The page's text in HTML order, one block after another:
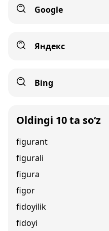
Google
Яндекс
Bing
Oldingi 10 ta so‘z
figurant
figurali
figura
figor
fidoyilik
fidoyi